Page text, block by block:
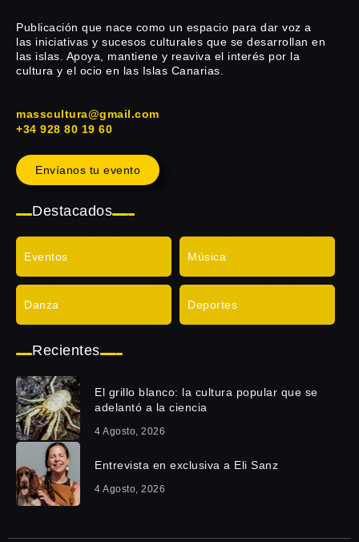
Publicación que nace como un espacio para dar voz a
las iniciativas y sucesos culturales que se desarrollan en
las islas. Apoya, mantiene y reaviva el interés por la
cultura y el ocio en las Islas Canarias.
masscultura@gmail.com
+34 928 80 19 60
Envíanos tu evento
Destacados
Eventos Música
Danza Deportes
Recientes
El grillo blanco: la cultura popular que se
adelantó a la ciencia
4 Agosto, 2026
Entrevista en exclusiva a Eli Sanz
4 Agosto, 2026